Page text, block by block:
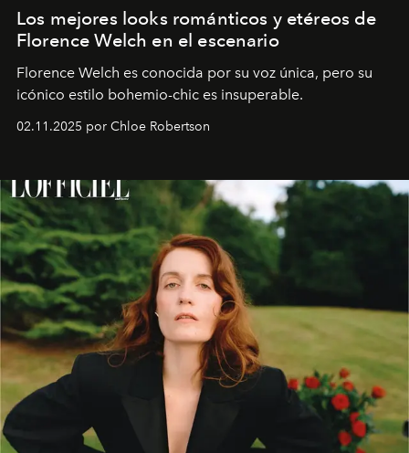
Los mejores looks románticos y etéreos de
Florence Welch en el escenario
Florence Welch es conocida por su voz única, pero su
icónico estilo bohemio-chic es insuperable.
02.11.2025 por Chloe Robertson